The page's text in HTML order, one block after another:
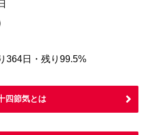
364日・残り99.5%
四節気とは